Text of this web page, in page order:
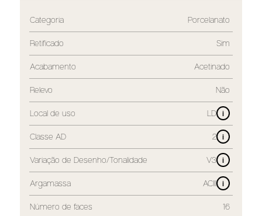
Categoria Porcelanato
Retificado Sim
Acabamento Acetinado
Relevo Não
Local de uso LD i
Classe AD 2 i
Variação de Desenho/Tonalidade V3 i
Argamassa ACIII i
Número de faces 16